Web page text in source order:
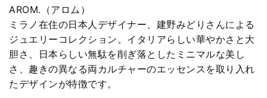
AROM.（アロム）
ミラノ在住の日本人デザイナー、建野みどりさんによる
ジュエリーコレクション。イタリアらしい華やかさと大
胆さ、日本らしい無駄を削ぎ落としたミニマルな美し
さ、趣きの異なる両カルチャーのエッセンスを取り入れ
たデザインが特徴です。